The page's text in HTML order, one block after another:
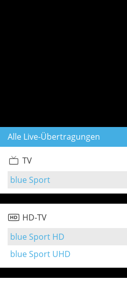
Alle Live-Übertragungen
TV
blue Sport
HD-TV
blue Sport HD
blue Sport UHD